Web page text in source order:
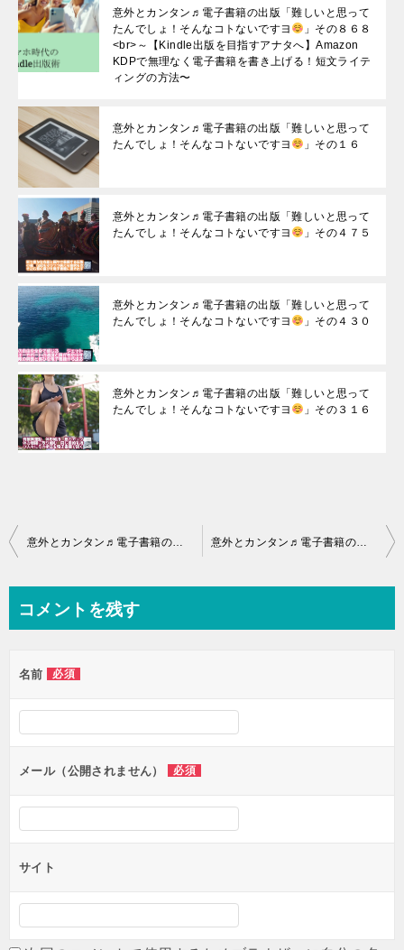
意外とカンタン♬電子書籍の出版「難しいと思って
たんでしょ！そんなコトないですヨ
」その８６８
<br>～【Kindle出版を目指すアナタへ】Amazon
KDPで無理なく電子書籍を書き上げる！短文ライテ
ィングの方法〜
意外とカンタン♬電子書籍の出版「難しいと思って
たんでしょ！そんなコトないですヨ
」その１６
意外とカンタン♬電子書籍の出版「難しいと思って
たんでしょ！そんなコトないですヨ
」その４７５
意外とカンタン♬電子書籍の出版「難しいと思って
たんでしょ！そんなコトないですヨ
」その４３０
意外とカンタン♬電子書籍の出版「難しいと思って
たんでしょ！そんなコトないですヨ
」その３１６
投
ビ
ー
シ
ョ
ン
コメントを残す
名前 必須
メール（公開されません） 必須
サイト